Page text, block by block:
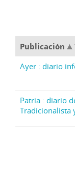
Publicación
Ayer : diario
Patria : diario
Tradicionalista